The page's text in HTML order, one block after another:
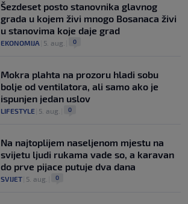
Šezdeset posto stanovnika glavnog
grada u kojem živi mnogo Bosanaca živi
u stanovima koje daje grad
EKONOMIJA 5. aug. 0
Mokra plahta na prozoru hladi sobu
bolje od ventilatora, ali samo ako je
ispunjen jedan uslov
LIFESTYLE 5. aug. 0
Na najtoplijem naseljenom mjestu na
svijetu ljudi rukama vade so, a karavan
do prve pijace putuje dva dana
SVIJET 5. aug. 0